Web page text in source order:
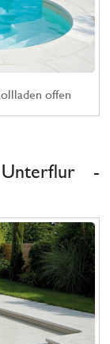
offen
Unterflur -